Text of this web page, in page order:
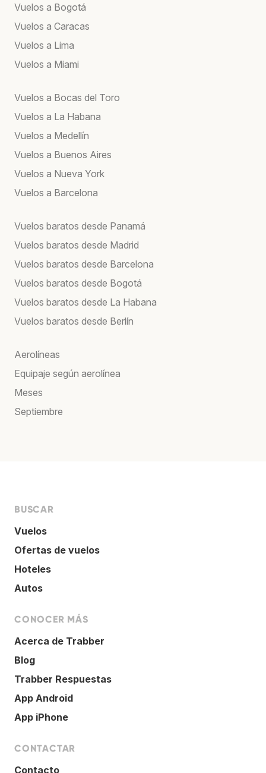
Vuelos a Bogotá
Vuelos a Caracas
Vuelos a Lima
Vuelos a Miami
Vuelos a Bocas del Toro
Vuelos a La Habana
Vuelos a Medellín
Vuelos a Buenos Aires
Vuelos a Nueva York
Vuelos a Barcelona
Vuelos baratos desde Panamá
Vuelos baratos desde Madrid
Vuelos baratos desde Barcelona
Vuelos baratos desde Bogotá
Vuelos baratos desde La Habana
Vuelos baratos desde Berlín
Aerolíneas
Equipaje según aerolínea
Meses
Septiembre
BUSCAR
Vuelos
Ofertas de vuelos
Hoteles
Autos
CONOCER MÁS
Acerca de Trabber
Blog
Trabber Respuestas
App Android
App iPhone
CONTACTAR
Contacto